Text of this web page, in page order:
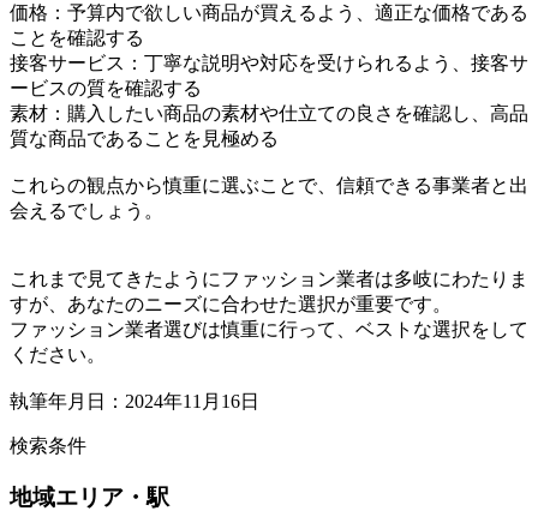
価格：予算内で欲しい商品が買えるよう、適正な価格である
ことを確認する
接客サービス：丁寧な説明や対応を受けられるよう、接客サ
ービスの質を確認する
素材：購入したい商品の素材や仕立ての良さを確認し、高品
質な商品であることを見極める
これらの観点から慎重に選ぶことで、信頼できる事業者と出
会えるでしょう。
これまで見てきたようにファッション業者は多岐にわたりま
すが、あなたのニーズに合わせた選択が重要です。
ファッション業者選びは慎重に行って、ベストな選択をして
ください。
執筆年月日：2024年11月16日
検索条件
地域エリア・駅